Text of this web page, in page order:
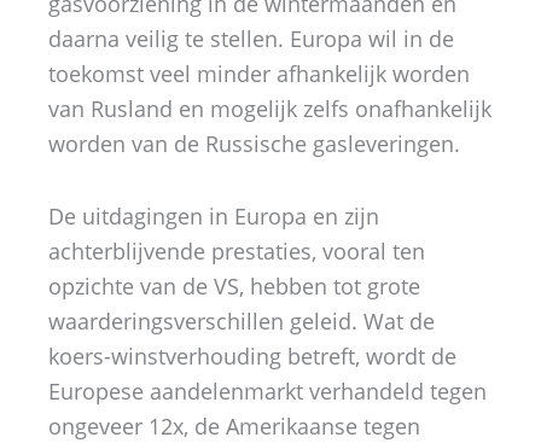
daarna veilig te stellen. Europa wil in de
toekomst veel minder afhankelijk worden
van Rusland en mogelijk zelfs onafhankelijk
worden van de Russische gasleveringen.
De uitdagingen in Europa en zijn
achterblijvende prestaties, vooral ten
opzichte van de VS, hebben tot grote
waarderingsverschillen geleid. Wat de
koers-winstverhouding betreft, wordt de
Europese aandelenmarkt verhandeld tegen
ongeveer 12x, de Amerikaanse tegen